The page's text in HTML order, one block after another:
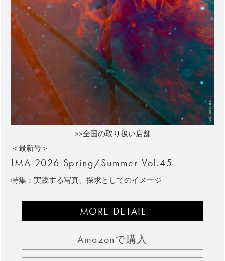
>>全国の取り扱い店舗
＜最新号＞
IMA 2026 Spring/Summer Vol.45
特集：実践する写真、探求としてのイメージ
MORE DETAIL
Amazonで購入